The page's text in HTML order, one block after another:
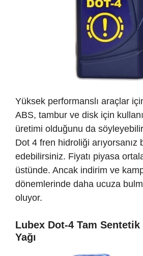
Yüksek performanslı araçlar
ABS, tambur ve disk için
üretimi olduğunu da
Dot 4 fren hidroliği arıyorsanız
edebilirsiniz. Fiyatı piyasa
üstünde. Ancak indirim ve
dönemlerinde daha ucuza
oluyor.
Lubex Dot-4 Tam
Yağı